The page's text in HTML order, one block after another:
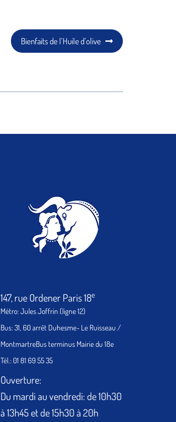
Article
suivant :
Bienfaits de l’Huile d’olive
147, rue Ordener Paris 18e
Métro: Jules Joffrin (ligne 12)
Bus: 31, 60 arrêt Duhesme- Le Ruisseau /
MontmartreBus terminus Mairie du 18e
Tél.: 01 81 69 55 35
Ouverture:
Du mardi au vendredi: de 10h30
à 13h45 et de 15h30 à 20h